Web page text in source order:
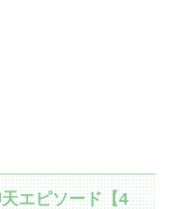
エピソード【4